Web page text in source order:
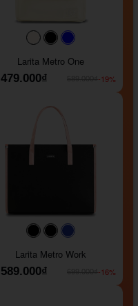
#faf0e6#000000
Larita Metro One
479.000₫
-19%
#000000#000000
Larita Metro Work
589.000₫
-16%